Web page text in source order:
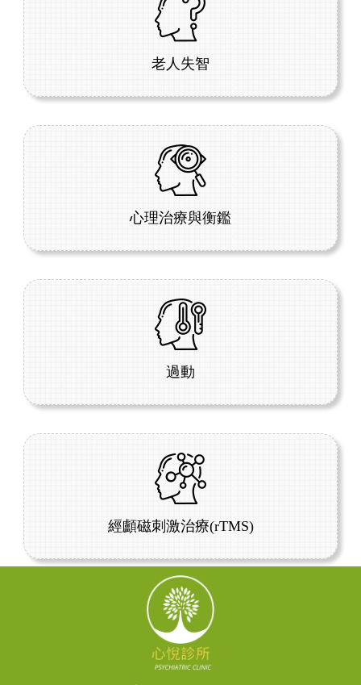
老人失智
心理治療與衡鑑
過動
經顱磁刺激治療(rTMS)